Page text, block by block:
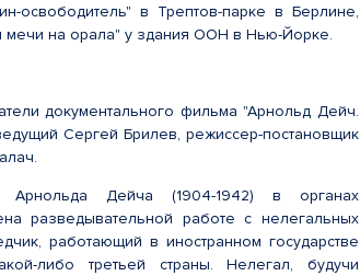
освободитель" в Трептов-парке в Берлине,
мечи на орала" у здания ООН в Нью-Йорке.
документального фильма "Арнольд Дейч.
Сергей Брилев, режиссер-постановщик
Арнольда Дейча (1904-1942) в органах
разведывательной работе с нелегальных
работающий в иностранном государстве
либо третьей страны. Нелегал, будучи